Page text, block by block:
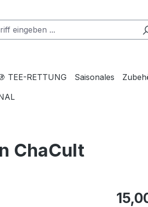
TEE-RETTUNG Saisonales
ChaCult